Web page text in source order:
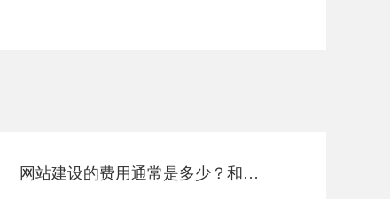
网站建设的费用通常是多少？和这些因素息息相关！